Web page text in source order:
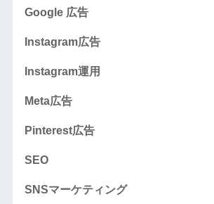
Google 広告
Instagram広告
Instagram運用
Meta広告
Pinterest広告
SEO
SNSマーケティング